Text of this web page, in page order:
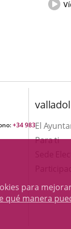
para
qué manera
del
+34 983El
Para ti